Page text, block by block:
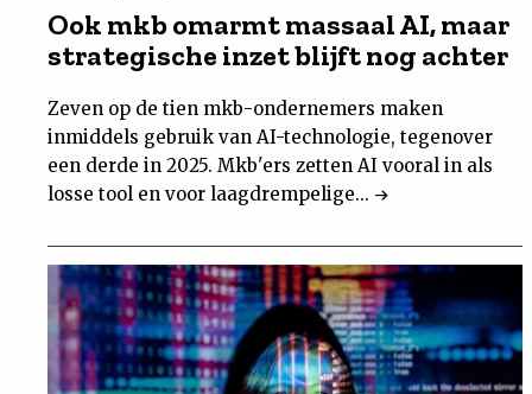
Ook mkb omarmt massaal AI, maar
strategische inzet blijft nog achter
Zeven op de tien mkb-ondernemers maken
inmiddels gebruik van AI-technologie, tegenover
een derde in 2025. Mkb'ers zetten AI vooral in als
losse tool en voor laagdrempelige...